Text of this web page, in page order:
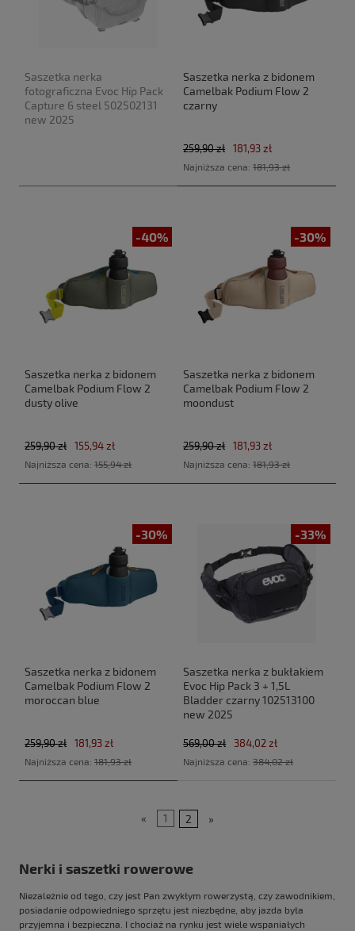
Saszetka nerka
fotograficzna Evoc Hip Pack
Capture 6 steel 502502131
new 2025
Saszetka nerka z bidonem
Camelbak Podium Flow 2
czarny
181,93 zł
259,90 zł
Najniższa cena:181,93 zł
-40%
Saszetka nerka z bidonem
Camelbak Podium Flow 2
dusty olive
155,94 zł
259,90 zł
Najniższa cena:155,94 zł
-30%
Saszetka nerka z bidonem
Camelbak Podium Flow 2
moondust
181,93 zł
259,90 zł
Najniższa cena:181,93 zł
-30%
Saszetka nerka z bidonem
Camelbak Podium Flow 2
moroccan blue
181,93 zł
259,90 zł
Najniższa cena:181,93 zł
-33%
Saszetka nerka z bukłakiem
Evoc Hip Pack 3 + 1,5L
Bladder czarny 102513100
new 2025
384,02 zł
569,00 zł
Najniższa cena:384,02 zł
« 1 2 »
Nerki i saszetki rowerowe
Niezależnie od tego, czy jest Pan zwykłym rowerzystą, czy zawodnikiem,
posiadanie odpowiedniego sprzętu jest niezbędne, aby jazda była
przyjemna i bezpieczna. I chociaż na rynku jest wiele wspaniałych